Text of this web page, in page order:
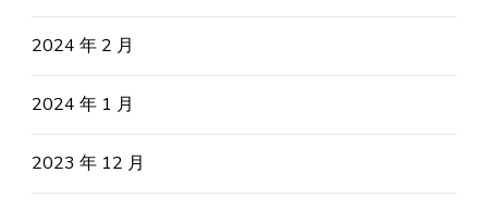
2024 年 2 月
2024 年 1 月
2023 年 12 月